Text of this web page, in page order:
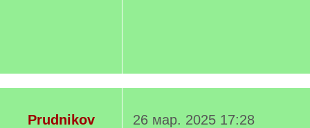
Prudnikov 26 мар. 2025 17:28